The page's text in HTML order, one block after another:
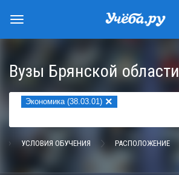
Вузы Брянской области
Экономика (38.03.01) ×
УСЛОВИЯ ОБУЧЕНИЯ РАСПОЛОЖЕНИЕ